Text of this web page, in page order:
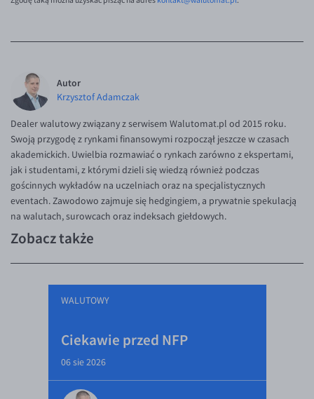
Autor
Krzysztof Adamczak
Dealer walutowy związany z serwisem Walutomat.pl od 2015 roku.
Swoją przygodę z rynkami finansowymi rozpoczął jeszcze w czasach
akademickich. Uwielbia rozmawiać o rynkach zarówno z ekspertami,
jak i studentami, z którymi dzieli się wiedzą również podczas
gościnnych wykładów na uczelniach oraz na specjalistycznych
eventach. Zawodowo zajmuje się hedgingiem, a prywatnie spekulacją
na walutach, surowcach oraz indeksach giełdowych.
Zobacz także
WALUTOWY
Ciekawie przed NFP
06 sie 2026